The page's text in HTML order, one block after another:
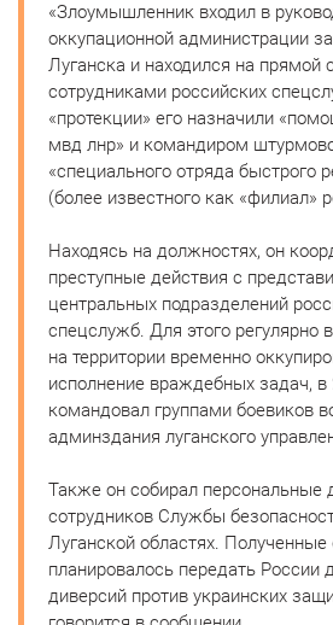
«Злоумышленник входил в
оккупационной администрации
Луганска и находился на прямой
сотрудниками российских
«протекции» его назначили
мвд лнр» и командиром
«специального отряда быстрого
(более известного как «филиал»
Находясь на должностях, он
преступные действия с
центральных подразделений
спецслужб. Для этого регулярно
на территории временно
исполнение враждебных задач, в
командовал группами боевиков
админздания луганского
Также он собирал персональные
сотрудников Службы
Луганской областях. Полученные
планировалось передать России
диверсий против украинских